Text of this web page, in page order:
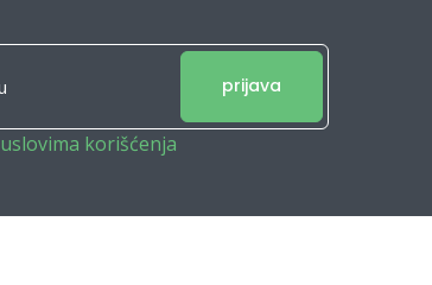
prijava
uslovima korišćenja